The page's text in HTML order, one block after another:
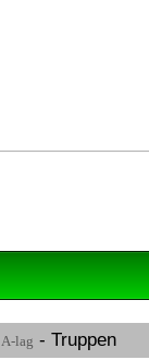
A-lag - Truppen